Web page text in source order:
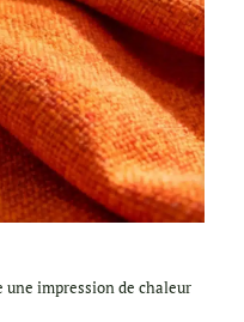
impression de chaleur